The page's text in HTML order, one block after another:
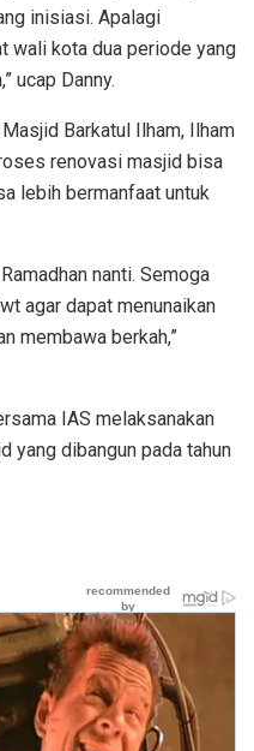
inisiasi. Apalagi
wali kota dua periode yang
ucap Danny.
Barkatul Ilham, Ilham
renovasi masjid bisa
lebih bermanfaat untuk
nanti. Semoga
agar dapat menunaikan
membawa berkah,”
IAS melaksanakan
yang dibangun pada tahun